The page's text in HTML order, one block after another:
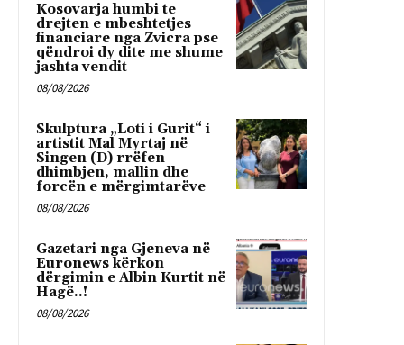
Kosovarja humbi te
drejten e mbeshtetjes
financiare nga Zvicra pse
qëndroi dy dite me shume
jashta vendit
08/08/2026
Skulptura „Loti i Gurit“ i
artistit Mal Myrtaj në
Singen (D) rrëfen
dhimbjen, mallin dhe
forcën e mërgimtarëve
08/08/2026
Gazetari nga Gjeneva në
Euronews kërkon
dërgimin e Albin Kurtit në
Hagë..!
08/08/2026